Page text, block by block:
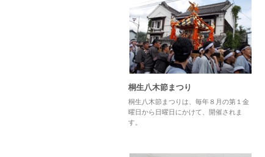
桐生八木節まつり
桐生八木節まつりは、毎年８月の第１金
曜日から日曜日にかけて、開催されま
す。